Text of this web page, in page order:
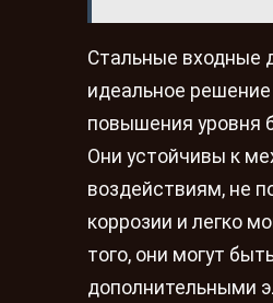
Стальные входные
идеальное
повышения уровня
Они устойчивы к
воздействиям, не
коррозии и легко
того, они могут
дополнительными